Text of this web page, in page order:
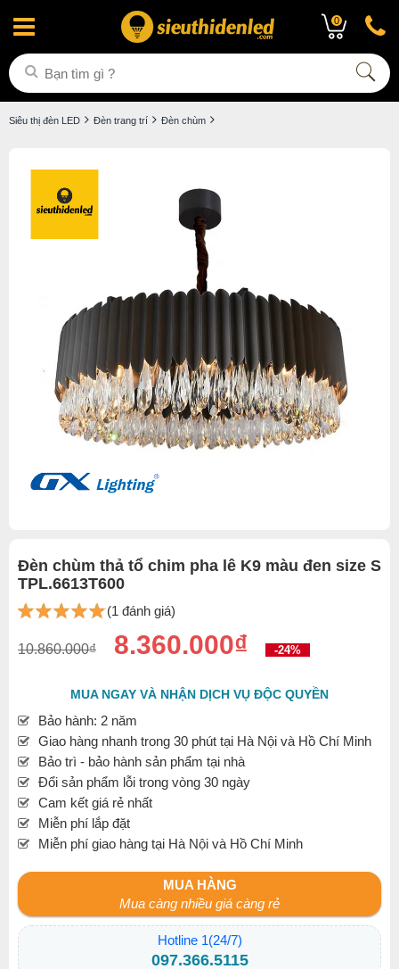
0
Siêu thị đèn LED Đèn trang trí Đèn chùm
Đèn chùm thả tổ chim pha lê K9 màu đen size S
TPL.6613T600
(1 đánh giá)
10.860.000₫ 8.360.000₫ -24%
MUA NGAY VÀ NHẬN DỊCH VỤ ĐỘC QUYỀN
Bảo hành: 2 năm
Giao hàng nhanh trong 30 phút tại Hà Nội và Hồ Chí Minh
Bảo trì - bảo hành sản phẩm tại nhà
Đổi sản phẩm lỗi trong vòng 30 ngày
Cam kết giá rẻ nhất
Miễn phí lắp đặt
Miễn phí giao hàng tại Hà Nội và Hồ Chí Minh
MUA HÀNG
Mua càng nhiều giá càng rẻ
Hotline 1(24/7)
097.366.5115